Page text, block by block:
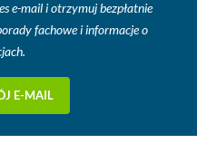
e-mail i otrzymuj bezpłatnie
fachowe i informacje o
E-MAIL